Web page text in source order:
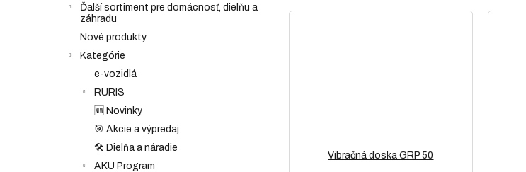
Ďalší sortiment pre domácnosť, dielňu a
záhradu
Nové produkty
Kategórie
e-vozidlá
RURIS
🆕 Novinky
🎯 Akcie a výpredaj
🛠️ Dielňa a náradie
AKU Program
Vibračná doska GRP 50